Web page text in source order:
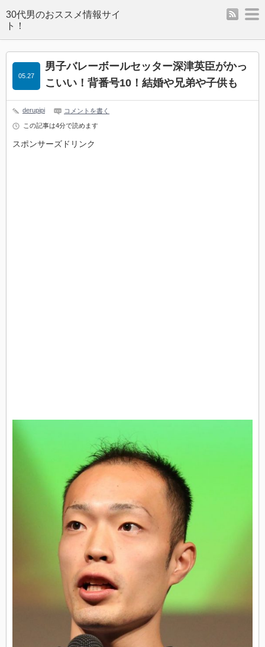
rss
男子バレーボールセッター深津英臣がかっ
こいい！背番号10！結婚や兄弟や子供も
05.27
derupipi コメントを書く
この記事は4分で読めます
スポンサーズドリンク